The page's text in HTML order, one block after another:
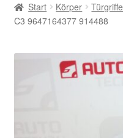
AGB
Beschwerdeordnung
Start Körper Türgriffe
C3 9647164377 914488